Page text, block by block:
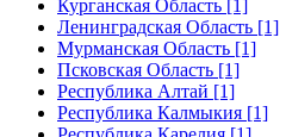
Курганская Область [1]
Ленинградская Область [1]
Мурманская Область [1]
Псковская Область [1]
Республика Алтай [1]
Республика Калмыкия [1]